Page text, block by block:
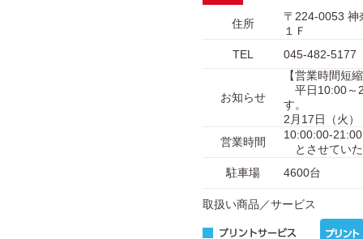
住所
〒224-0053 神
１Ｆ
TEL
045-482-5177
お知らせ
【営業時間短
平日10:00～
す。
2月17日（火
営業時間
10:00:00-
とさせてい
駐車場
4600台
取扱い商品／サービス